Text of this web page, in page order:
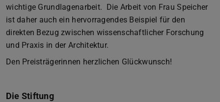
wichtige Grundlagenarbeit. Die Arbeit von Frau Speicher
ist daher auch ein hervorragendes Beispiel für den
direkten Bezug zwischen wissenschaftlicher Forschung
und Praxis in der Architektur.
Den Preisträgerinnen herzlichen Glückwunsch!
Die Stiftung